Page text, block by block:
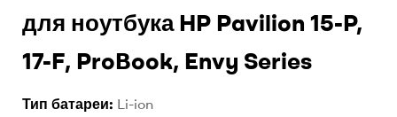
для ноутбука HP Pavilion 15-P,
17-F, ProBook, Envy Series
Тип батареи: Li-ion